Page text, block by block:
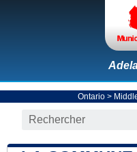
Ontario >